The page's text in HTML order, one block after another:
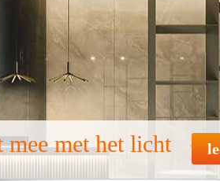
mee met het licht